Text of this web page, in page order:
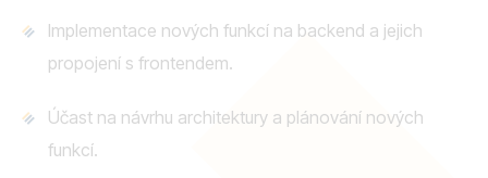
Implementace nových funkcí na backend a jejich
propojení s frontendem.
Účast na návrhu architektury a plánování nových
funkcí.